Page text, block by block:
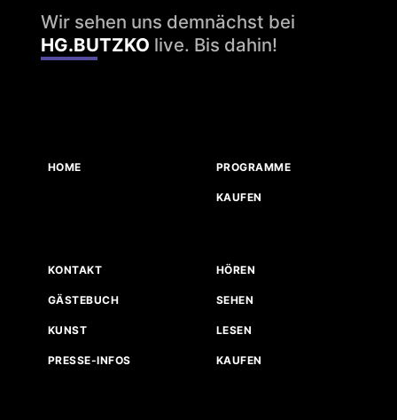
Wir sehen uns demnächst bei
HG.BUTZKO live. Bis dahin!
HOME PROGRAMME
KAUFEN
KONTAKT
GÄSTEBUCH
KUNST
PRESSE-INFOS
HÖREN
SEHEN
LESEN
KAUFEN